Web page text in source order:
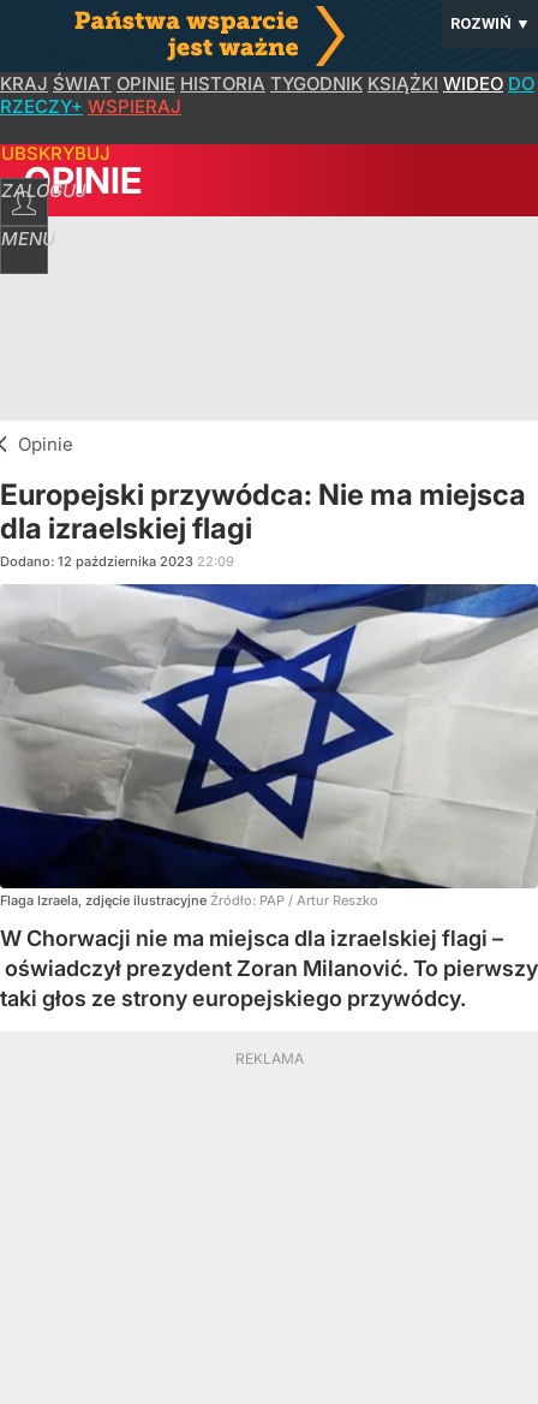
ROZWIŃ ▼
KRAJ ŚWIAT OPINIE HISTORIA TYGODNIK KSIĄŻKI WIDEO DO
RZECZY+ WSPIERAJ
ZALOGUJ
MENU
OPINIE
Opinie
Europejski przywódca: Nie ma miejsca
dla izraelskiej flagi
Dodano: 12 października 2023 22:09
Flaga Izraela, zdjęcie ilustracyjne Źródło: PAP / Artur Reszko
W Chorwacji nie ma miejsca dla izraelskiej flagi –
oświadczył prezydent Zoran Milanović. To pierwszy
taki głos ze strony europejskiego przywódcy.